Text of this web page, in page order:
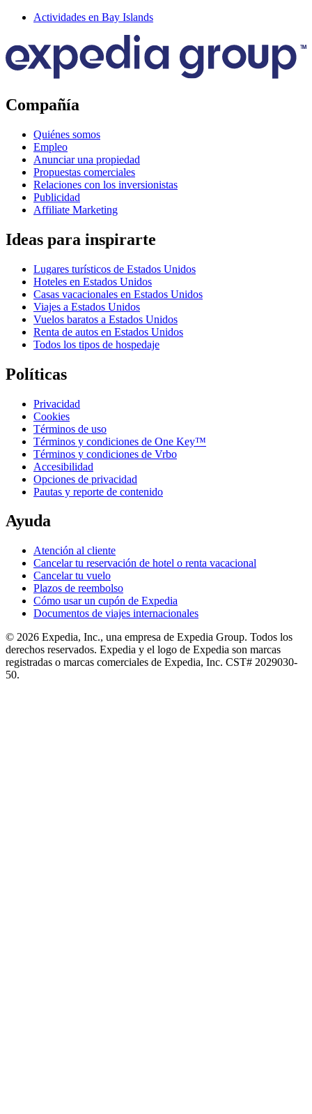
Actividades en Bay Islands
Compañía
Quiénes somos
Empleo
Anunciar una propiedad
Propuestas comerciales
Relaciones con los inversionistas
Publicidad
Affiliate Marketing
Ideas para inspirarte
Lugares turísticos de Estados Unidos
Hoteles en Estados Unidos
Casas vacacionales en Estados Unidos
Viajes a Estados Unidos
Vuelos baratos a Estados Unidos
Renta de autos en Estados Unidos
Todos los tipos de hospedaje
Políticas
Privacidad
Cookies
Términos de uso
Términos y condiciones de One Key™
Términos y condiciones de Vrbo
Accesibilidad
Opciones de privacidad
Pautas y reporte de contenido
Ayuda
Atención al cliente
Cancelar tu reservación de hotel o renta vacacional
Cancelar tu vuelo
Plazos de reembolso
Cómo usar un cupón de Expedia
Documentos de viajes internacionales
© 2026 Expedia, Inc., una empresa de Expedia Group. Todos los
derechos reservados. Expedia y el logo de Expedia son marcas
registradas o marcas comerciales de Expedia, Inc. CST# 2029030-
50.